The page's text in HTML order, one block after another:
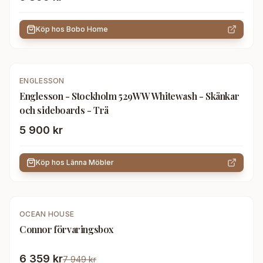
Köp hos Bobo Home
ENGLESSON
Englesson - Stockholm 529WW Whitewash - Skänkar
och sideboards - Trä
5 900 kr
Köp hos Länna Möbler
- 20 %
OCEAN HOUSE
Connor förvaringsbox
6 359 kr7 949 kr